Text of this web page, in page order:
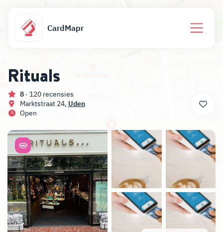
CardMapr
Rituals
8 · 120 recensies
Marktstraat 24, Uden
Open